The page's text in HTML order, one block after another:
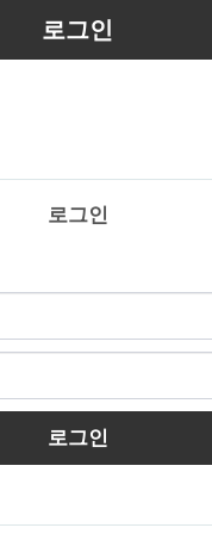
로그인
로그인
로그인